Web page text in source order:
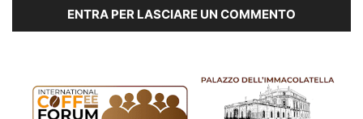
ENTRA PER LASCIARE UN COMMENTO